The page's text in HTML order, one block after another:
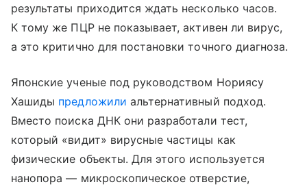
результаты приходится ждать несколько часов.
К тому же ПЦР не показывает, активен ли вирус,
а это критично для постановки точного диагноза.
Японские ученые под руководством Нориясу
Хашиды предложили альтернативный подход.
Вместо поиска ДНК они разработали тест,
который «видит» вирусные частицы как
физические объекты. Для этого используется
нанопора — микроскопическое отверстие,